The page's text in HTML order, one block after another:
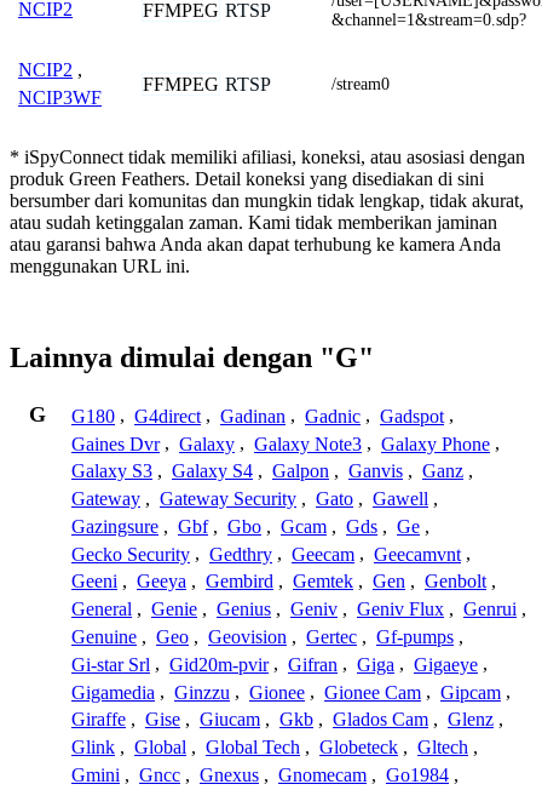
NCIP2 FFMPEG RTSP
&channel=1&stream=0.sdp?
NCIP2 ,
NCIP3WF
FFMPEG RTSP /stream0
* iSpyConnect tidak memiliki afiliasi, koneksi, atau asosiasi dengan
produk Green Feathers. Detail koneksi yang disediakan di sini
bersumber dari komunitas dan mungkin tidak lengkap, tidak akurat,
atau sudah ketinggalan zaman. Kami tidak memberikan jaminan
atau garansi bahwa Anda akan dapat terhubung ke kamera Anda
menggunakan URL ini.
Lainnya dimulai dengan "G"
G G180 , G4direct , Gadinan , Gadnic , Gadspot ,
Gaines Dvr , Galaxy , Galaxy Note3 , Galaxy Phone ,
Galaxy S3 , Galaxy S4 , Galpon , Ganvis , Ganz ,
Gateway , Gateway Security , Gato , Gawell ,
Gazingsure , Gbf , Gbo , Gcam , Gds , Ge ,
Gecko Security , Gedthry , Geecam , Geecamvnt ,
Geeni , Geeya , Gembird , Gemtek , Gen , Genbolt ,
General , Genie , Genius , Geniv , Geniv Flux , Genrui ,
Genuine , Geo , Geovision , Gertec , Gf-pumps ,
Gi-star Srl , Gid20m-pvir , Gifran , Giga , Gigaeye ,
Gigamedia , Ginzzu , Gionee , Gionee Cam , Gipcam ,
Giraffe , Gise , Giucam , Gkb , Glados Cam , Glenz ,
Glink , Global , Global Tech , Globeteck , Gltech ,
Gmini , Gncc , Gnexus , Gnomecam , Go1984 ,